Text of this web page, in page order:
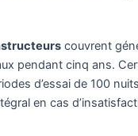
couvrent
pendant cinq ans.
d’essai de 100
en cas